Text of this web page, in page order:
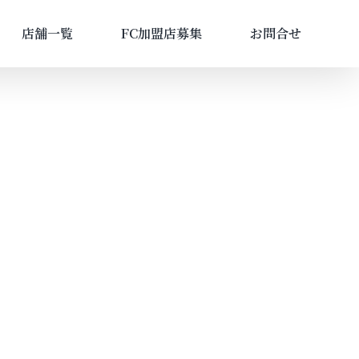
店舗一覧 FC加盟店募集 お問合せ